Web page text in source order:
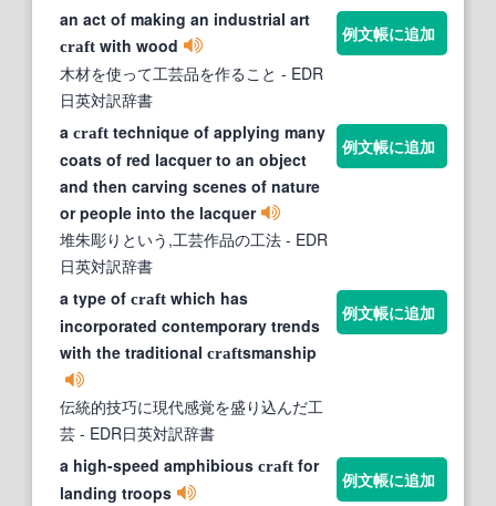
an act of making an industrial art
craft with wood
木材を使って工芸品を作ること - EDR
日英対訳辞書
例文帳に追加
a craft technique of applying many
coats of red lacquer to an object
and then carving scenes of nature
or people into the lacquer
堆朱彫りという,工芸作品の工法 - EDR
日英対訳辞書
例文帳に追加
a type of craft which has
incorporated contemporary trends
with the traditional craftsmanship
伝統的技巧に現代感覚を盛り込んだ工
芸 - EDR日英対訳辞書
例文帳に追加
a high-speed amphibious craft for
landing troops
例文帳に追加